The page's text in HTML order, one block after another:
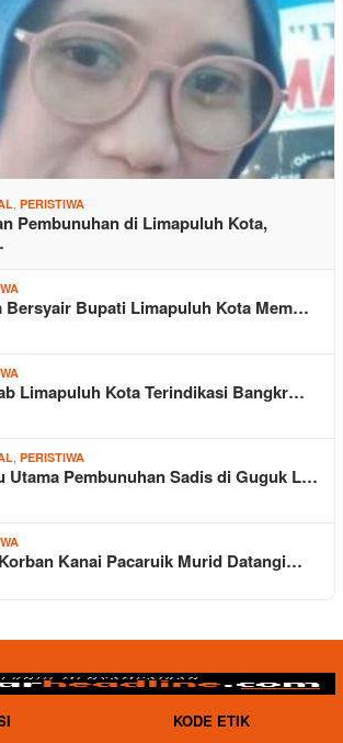
PERISTIWA
Pembunuhan di Limapuluh Kota,
Bersyair Bupati Limapuluh Kota Mem…
Limapuluh Kota Terindikasi Bangkr…
PERISTIWA
Utama Pembunuhan Sadis di Guguk L…
Kanai Pacaruik Murid Datangi…
KODE ETIK